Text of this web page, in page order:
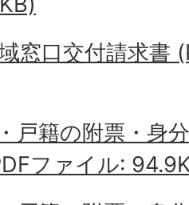
窓口交付請求書
戸籍の附票・身
ファイル: